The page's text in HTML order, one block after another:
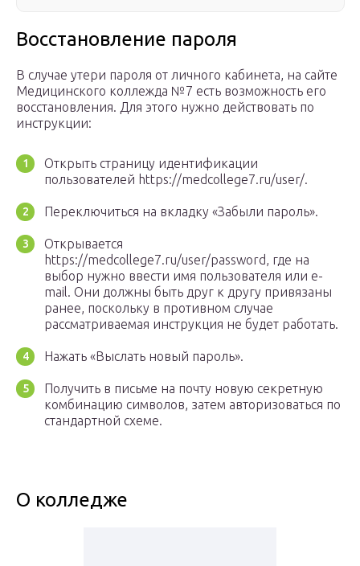
Восстановление пароля
В случае утери пароля от личного кабинета, на сайте
Медицинского коллежда №7 есть возможность его
восстановления. Для этого нужно действовать по
инструкции:
Открыть страницу идентификации
пользователей https://medcollege7.ru/user/.
Переключиться на вкладку «Забыли пароль».
Открывается
https://medcollege7.ru/user/password, где на
выбор нужно ввести имя пользователя или e-
mail. Они должны быть друг к другу привязаны
ранее, поскольку в противном случае
рассматриваемая инструкция не будет работать.
Нажать «Выслать новый пароль».
Получить в письме на почту новую секретную
комбинацию символов, затем авторизоваться по
стандартной схеме.
О колледже